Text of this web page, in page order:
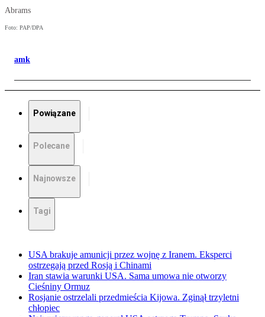
Abrams
Foto: PAP/DPA
amk
Powiązane
Polecane
Najnowsze
Tagi
USA brakuje amunicji przez wojnę z Iranem. Eksperci
ostrzegają przed Rosją i Chinami
Iran stawia warunki USA. Sama umowa nie otworzy
Cieśniny Ormuz
Rosjanie ostrzelali przedmieścia Kijowa. Zginął trzyletni
chłopiec